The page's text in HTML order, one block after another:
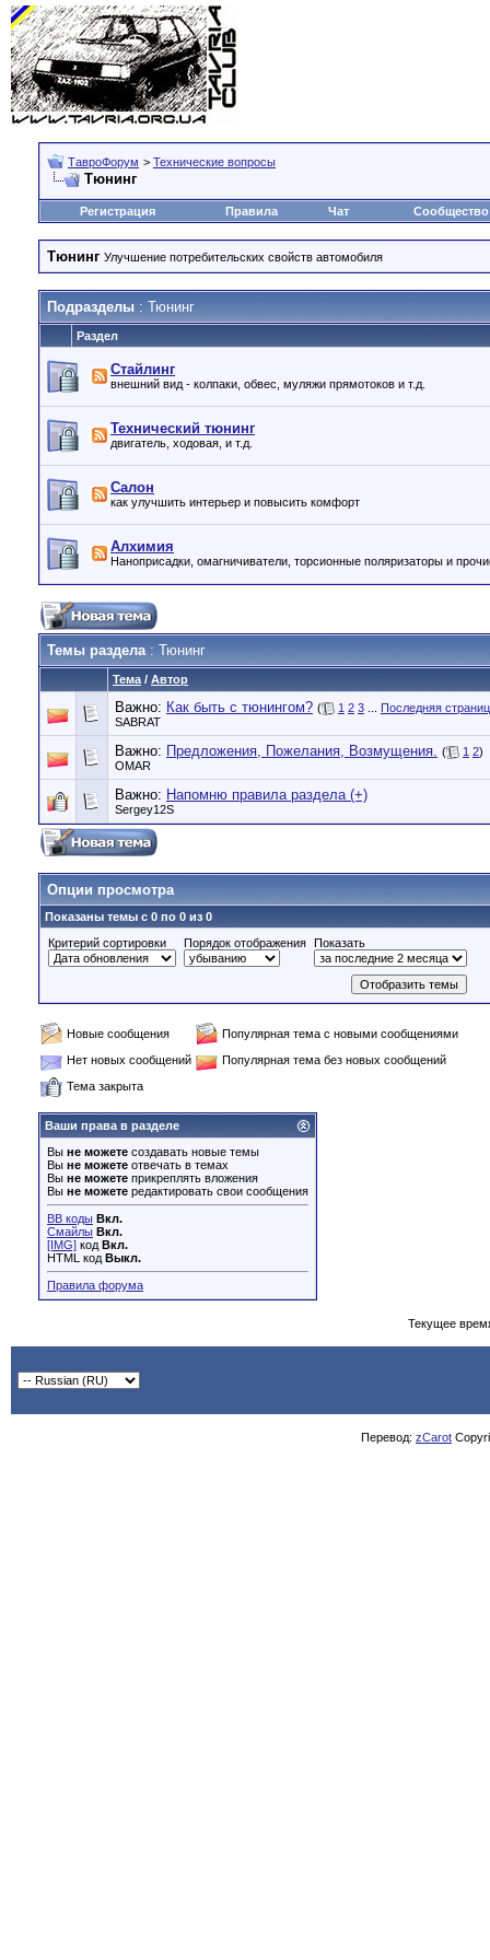
ТавроФорум > Технические вопросы
Тюнинг
Регистрация Правила Чат Сообщество
Тюнинг Улучшение потребительских свойств автомобиля
Подразделы : Тюнинг
Раздел
Стайлинг
внешний вид - колпаки, обвес, муляжи прямотоков и т.д.
Технический тюнинг
двигатель, ходовая, и т.д.
Салон
как улучшить интерьер и повысить комфорт
Алхимия
Наноприсадки, омагничиватели, торсионные поляризаторы и
Темы раздела: Тюнинг
Тема / Автор
Важно: Как быть с тюнингом? ( 1 2 3
Последняя
SABRAT
Важно: Предложения, Пожелания, Возмущения. ( 1 2)
OMAR
Важно: Напомню правила раздела (+)
Sergey12S
Опции просмотра
Показаны темы с 0 по 0 из 0
Критерий сортировки
Порядок отображения Показать
Новые сообщения
Популярная тема с новыми сообщениями
Нет новых сообщений
Популярная тема без новых сообщений
Тема закрыта
Ваши права в разделе
Вы не можете создавать новые темы
Вы не можете отвечать в темах
Вы не можете прикреплять вложения
Вы не можете редактировать свои сообщения
BB коды Вкл.
Смайлы Вкл.
[IMG] код Вкл.
HTML код Выкл.
Правила форума
Текущее
Перевод: zCarot